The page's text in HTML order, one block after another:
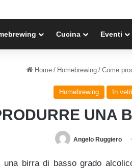
Cucina Eventi
Home / Homebrewing / Come
Homebrewing In
UNA
Angelo Ruggiero
una birra di basso grado